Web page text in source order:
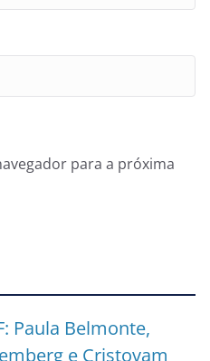
para a próxima
Paula Belmonte,
e Cristovam